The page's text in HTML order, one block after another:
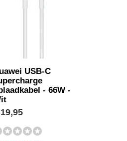
USB-C
- 66W -